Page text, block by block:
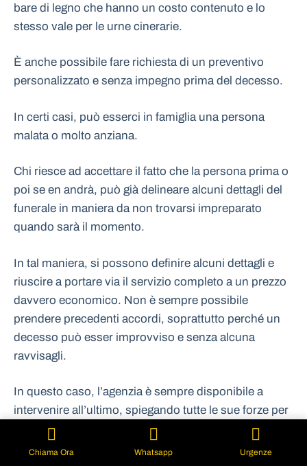
bare di legno che hanno un costo contenuto e lo
stesso vale per le urne cinerarie.
È anche possibile fare richiesta di un preventivo
personalizzato e senza impegno prima del decesso.
In certi casi, può esserci in famiglia una persona
malata o molto anziana.
Chi riesce ad accettare il fatto che la persona prima o
poi se en andrà, può già delineare alcuni dettagli del
funerale in maniera da non trovarsi impreparato
quando sarà il momento.
In tal maniera, si possono definire alcuni dettagli e
riuscire a portare via il servizio completo a un prezzo
davvero economico. Non è sempre possibile
prendere precedenti accordi, soprattutto perché un
decesso può esser improvviso e senza alcuna
ravvisagli.
In questo caso, l’agenzia è sempre disponibile a
intervenire all’ultimo, spiegando tutte le sue forze per
fornire un servizio completo.
Chiama Ora Whatsapp Urgenze